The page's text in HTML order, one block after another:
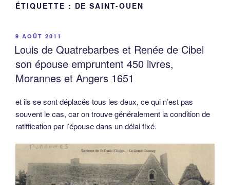
ÉTIQUETTE : DE SAINT-OUEN
PUBLIÉ
LE
9 AOÛT 2011
Louis de Quatrebarbes et Renée de Cibel
son épouse empruntent 450 livres,
Morannes et Angers 1651
et ils se sont déplacés tous les deux, ce qui n’est pas
souvent le cas, car on trouve généralement la condition de
ratiffication par l’épouse dans un délai fixé.